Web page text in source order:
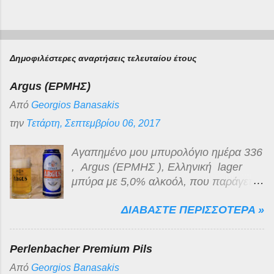
Δημοφιλέστερες αναρτήσεις τελευταίου έτους
Argus (ΕΡΜΗΣ)
Από Georgios Banasakis
την Τετάρτη, Σεπτεμβρίου 06, 2017
Αγαπημένο μου μπυρολόγιο ημέρα 336
, Argus (ΕΡΜΗΣ ), Ελληνική lager
μπύρα με 5,0% αλκοόλ, που παράγεται
την εζα (Ελληνική Ζυθοποιία
Αταλάντης) στο Κυπαρίσσι Φθιώτιδας.
λευκό πυκνό αφρό μέτριας διάρκειας.
Το άρωμα της κλασσικό της
ΔΙΑΒΑΣΤΕ ΠΕΡΙΣΣΟΤΕΡΑ »
Perlenbacher Premium Pils
Από Georgios Banasakis